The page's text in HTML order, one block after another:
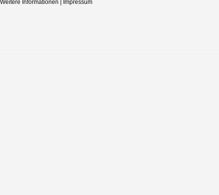
Weitere Informationen | Impressum